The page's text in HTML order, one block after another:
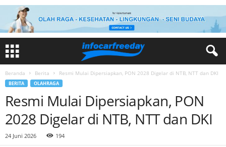
Beranda Berita Resmi Mulai Dipersiapkan, PON 2028 Digelar di NTB, NTT dan DKI
BERITA OLAHRAGA
Resmi Mulai Dipersiapkan, PON
2028 Digelar di NTB, NTT dan DKI
24 Juni 2026 194